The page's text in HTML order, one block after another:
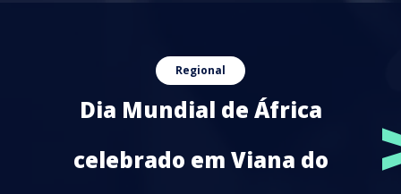
Regional
Dia Mundial de África
celebrado em Viana do